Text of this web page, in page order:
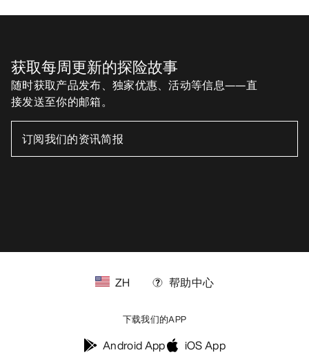
获取每周更新的探险故事
随时获取产品发布、独家优惠、活动等信息——直
接发送至你的邮箱。
ZH 帮助中心
下载我们的APP
Android App iOS App